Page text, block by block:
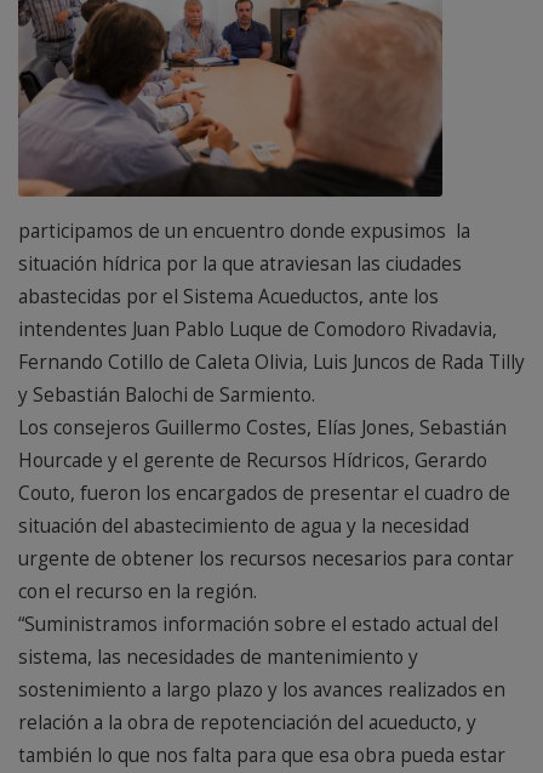
participamos de un encuentro donde expusimos la
situación hídrica por la que atraviesan las ciudades
abastecidas por el Sistema Acueductos, ante los
intendentes Juan Pablo Luque de Comodoro Rivadavia,
Fernando Cotillo de Caleta Olivia, Luis Juncos de Rada Tilly
y Sebastián Balochi de Sarmiento.
Los consejeros Guillermo Costes, Elías Jones, Sebastián
Hourcade y el gerente de Recursos Hídricos, Gerardo
Couto, fueron los encargados de presentar el cuadro de
situación del abastecimiento de agua y la necesidad
urgente de obtener los recursos necesarios para contar
con el recurso en la región.
“Suministramos información sobre el estado actual del
sistema, las necesidades de mantenimiento y
sostenimiento a largo plazo y los avances realizados en
relación a la obra de repotenciación del acueducto, y
también lo que nos falta para que esa obra pueda estar